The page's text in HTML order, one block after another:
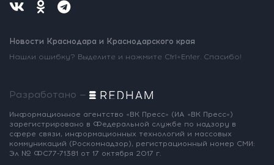
Новости Краснодара и Краснодарского края
Нашли ошибку? Выделите и нажмите Ctrl+Enter. Спасибо!
Разработано —
Информационное агентство «ВК Пресс» (ИА «ВК Пресс»)
зарегистрировано в Федеральной службе по надзору в
сфере связи, информационных технологий и массовых
коммуникаций (Роскомнадзор), регистрационный номер СМИ:
Эл № ФС77-71381 от 17 октября 2017 г.